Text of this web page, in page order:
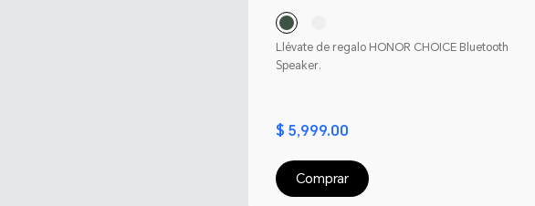
Llévate de regalo HONOR CHOICE Bluetooth
Speaker.
$ 5,999.00
Comprar